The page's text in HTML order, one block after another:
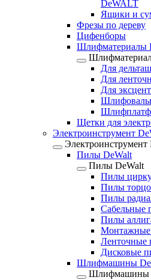
DeWALT
Ящики и
Фрезы по дереву
Цифенборы
Шлифматериалы
Для
Для
Для
Щетки для
Электроинструмент
Электроинструмент
Пилы DeWalt
Пилы DeWalt
Пилы
Пилы
Пилы
Сабельные
Пилы
Ленточные
Дисковые
Шлифмашины
Шлифмашины